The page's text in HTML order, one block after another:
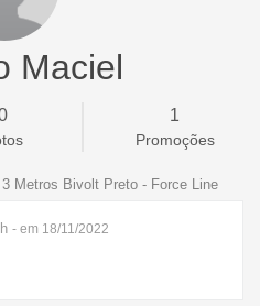
Maciel
1
Promoções
Metros Bivolt Preto - Force Line
- em 18/11/2022